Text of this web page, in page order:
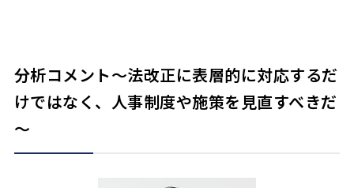
分析コメント～法改正に表層的に対応するだ
けではなく、人事制度や施策を見直すべきだ
～